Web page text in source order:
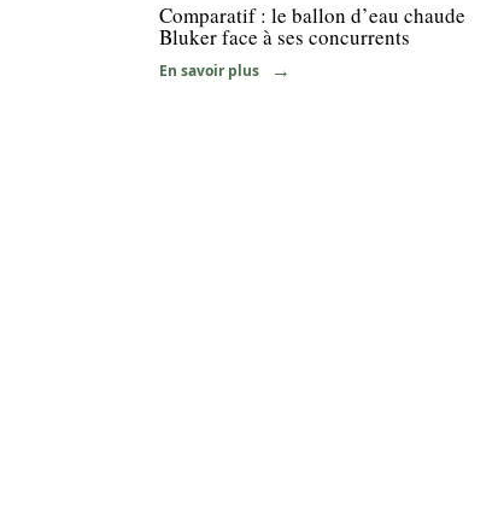
Comparatif : le ballon d’eau chaude
Bluker face à ses concurrents
En savoir plus